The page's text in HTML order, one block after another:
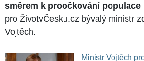
směrem k proočkování populace
pro ŽivotvČesku.cz bývalý ministr
Vojtěch.
Ministr Vojtěch